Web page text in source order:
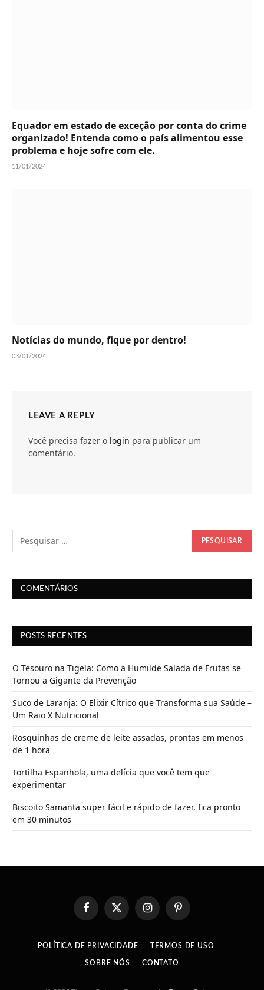
Equador em estado de exceção por conta do crime
organizado! Entenda como o país alimentou esse
problema e hoje sofre com ele.
11/01/2024
Notícias do mundo, fique por dentro!
03/01/2024
LEAVE A REPLY
Você precisa fazer o login para publicar um
comentário.
COMENTÁRIOS
POSTS RECENTES
O Tesouro na Tigela: Como a Humilde Salada de Frutas se
Tornou a Gigante da Prevenção
Suco de Laranja: O Elixir Cítrico que Transforma sua Saúde –
Um Raio X Nutricional
Rosquinhas de creme de leite assadas, prontas em menos
de 1 hora
Tortilha Espanhola, uma delícia que você tem que
experimentar
Biscoito Samanta super fácil e rápido de fazer, fica pronto
em 30 minutos
FacebookX
(Twitter)
InstagramPinterest
POLÍTICA DE PRIVACIDADE TERMOS DE USO
SOBRE NÓS CONTATO